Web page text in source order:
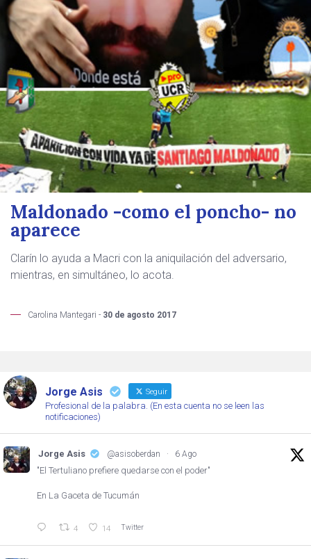
Maldonado -como el poncho- no
aparece
Clarín lo ayuda a Macri con la aniquilación del adversario,
mientras, en simultáneo, lo acota.
Carolina Mantegari - 30 de agosto 2017
Jorge Asis Seguir
Profesional de la palabra. (En esta cuenta no se leen las
notificaciones)
Jorge Asis @asisoberdan · 6 Ago
"El Tertuliano prefiere quedarse con el poder"
En La Gaceta de Tucumán
4 14 Twitter